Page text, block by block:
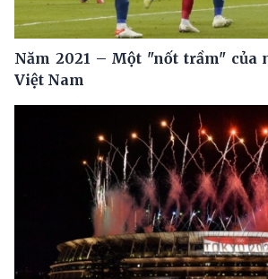
Năm 2021 – Một "nốt trầm" của
Việt Nam